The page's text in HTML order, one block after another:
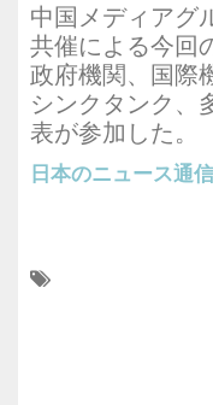
中国メディアグ
共催による今回
政府機関、国際
シンクタンク、
表が参加した。
日本のニュース通